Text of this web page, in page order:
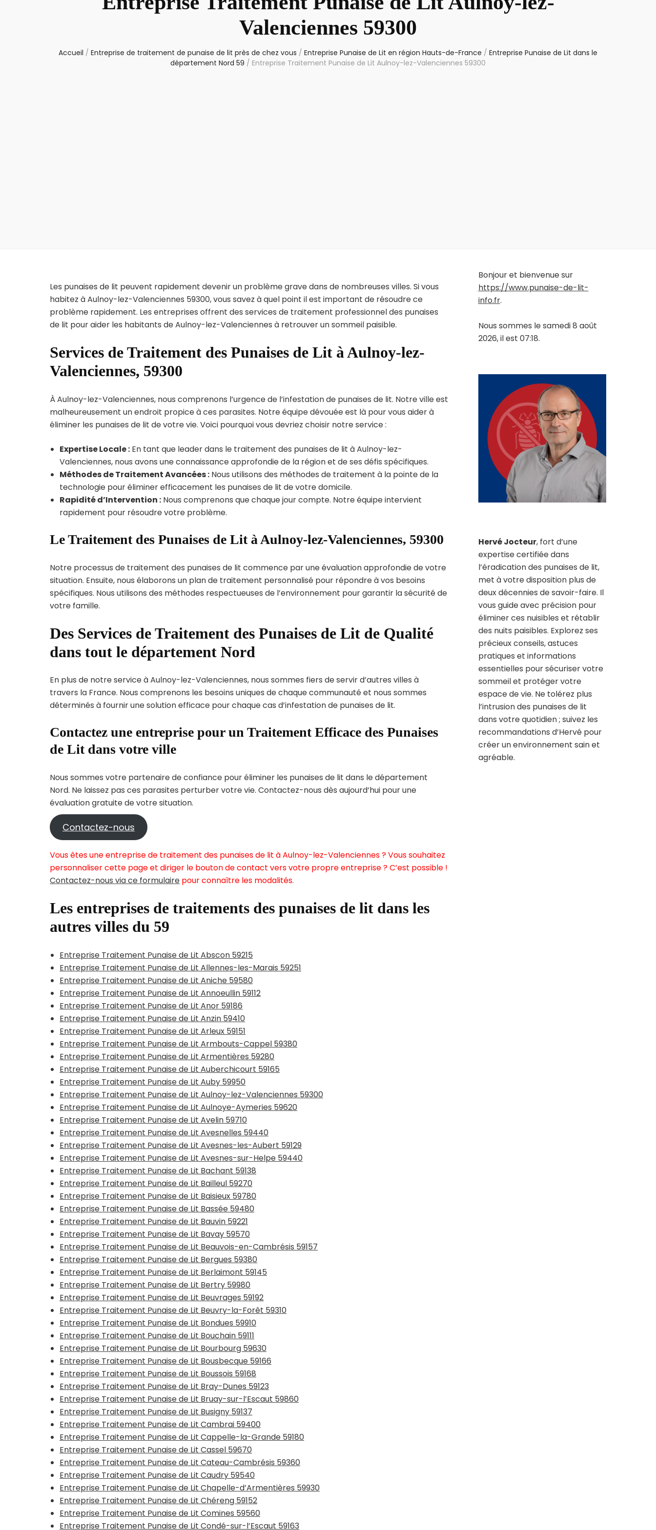
Valenciennes 59300
Accueil / Entreprise de traitement de punaise de lit près de chez vous / Entreprise Punaise de Lit en région Hauts-de-France / Entreprise Punaise de Lit dans le
département Nord 59 / Entreprise Traitement Punaise de Lit Aulnoy-lez-Valenciennes 59300
Les punaises de lit peuvent rapidement devenir un problème grave dans de nombreuses villes. Si vous
habitez à Aulnoy-lez-Valenciennes 59300, vous savez à quel point il est important de résoudre ce
problème rapidement. Les entreprises offrent des services de traitement professionnel des punaises
de lit pour aider les habitants de Aulnoy-lez-Valenciennes à retrouver un sommeil paisible.
Services de Traitement des Punaises de Lit à Aulnoy-lez-
Valenciennes, 59300
À Aulnoy-lez-Valenciennes, nous comprenons l’urgence de l’infestation de punaises de lit. Notre ville est
malheureusement un endroit propice à ces parasites. Notre équipe dévouée est là pour vous aider à
éliminer les punaises de lit de votre vie. Voici pourquoi vous devriez choisir notre service :
Expertise Locale : En tant que leader dans le traitement des punaises de lit à Aulnoy-lez-
Valenciennes, nous avons une connaissance approfondie de la région et de ses défis spécifiques.
Méthodes de Traitement Avancées : Nous utilisons des méthodes de traitement à la pointe de la
technologie pour éliminer efficacement les punaises de lit de votre domicile.
Rapidité d’Intervention : Nous comprenons que chaque jour compte. Notre équipe intervient
rapidement pour résoudre votre problème.
Le Traitement des Punaises de Lit à Aulnoy-lez-Valenciennes, 59300
Notre processus de traitement des punaises de lit commence par une évaluation approfondie de votre
situation. Ensuite, nous élaborons un plan de traitement personnalisé pour répondre à vos besoins
spécifiques. Nous utilisons des méthodes respectueuses de l’environnement pour garantir la sécurité de
votre famille.
Des Services de Traitement des Punaises de Lit de Qualité
dans tout le département Nord
En plus de notre service à Aulnoy-lez-Valenciennes, nous sommes fiers de servir d’autres villes à
travers la France. Nous comprenons les besoins uniques de chaque communauté et nous sommes
déterminés à fournir une solution efficace pour chaque cas d’infestation de punaises de lit.
Contactez une entreprise pour un Traitement Efficace des Punaises
de Lit dans votre ville
Nous sommes votre partenaire de confiance pour éliminer les punaises de lit dans le département
Nord. Ne laissez pas ces parasites perturber votre vie. Contactez-nous dès aujourd’hui pour une
évaluation gratuite de votre situation.
Contactez-nous
Vous êtes une entreprise de traitement des punaises de lit à Aulnoy-lez-Valenciennes ? Vous souhaitez
personnaliser cette page et diriger le bouton de contact vers votre propre entreprise ? C’est possible !
Contactez-nous via ce formulaire pour connaître les modalités.
Les entreprises de traitements des punaises de lit dans les
autres villes du 59
Entreprise Traitement Punaise de Lit Abscon 59215
Entreprise Traitement Punaise de Lit Allennes-les-Marais 59251
Entreprise Traitement Punaise de Lit Aniche 59580
Entreprise Traitement Punaise de Lit Annoeullin 59112
Entreprise Traitement Punaise de Lit Anor 59186
Entreprise Traitement Punaise de Lit Anzin 59410
Entreprise Traitement Punaise de Lit Arleux 59151
Entreprise Traitement Punaise de Lit Armbouts-Cappel 59380
Entreprise Traitement Punaise de Lit Armentières 59280
Entreprise Traitement Punaise de Lit Auberchicourt 59165
Entreprise Traitement Punaise de Lit Auby 59950
Entreprise Traitement Punaise de Lit Aulnoy-lez-Valenciennes 59300
Entreprise Traitement Punaise de Lit Aulnoye-Aymeries 59620
Entreprise Traitement Punaise de Lit Avelin 59710
Entreprise Traitement Punaise de Lit Avesnelles 59440
Entreprise Traitement Punaise de Lit Avesnes-les-Aubert 59129
Entreprise Traitement Punaise de Lit Avesnes-sur-Helpe 59440
Entreprise Traitement Punaise de Lit Bachant 59138
Entreprise Traitement Punaise de Lit Bailleul 59270
Entreprise Traitement Punaise de Lit Baisieux 59780
Entreprise Traitement Punaise de Lit Bassée 59480
Entreprise Traitement Punaise de Lit Bauvin 59221
Entreprise Traitement Punaise de Lit Bavay 59570
Entreprise Traitement Punaise de Lit Beauvois-en-Cambrésis 59157
Entreprise Traitement Punaise de Lit Bergues 59380
Entreprise Traitement Punaise de Lit Berlaimont 59145
Entreprise Traitement Punaise de Lit Bertry 59980
Entreprise Traitement Punaise de Lit Beuvrages 59192
Entreprise Traitement Punaise de Lit Beuvry-la-Forêt 59310
Entreprise Traitement Punaise de Lit Bondues 59910
Entreprise Traitement Punaise de Lit Bouchain 59111
Entreprise Traitement Punaise de Lit Bourbourg 59630
Entreprise Traitement Punaise de Lit Bousbecque 59166
Entreprise Traitement Punaise de Lit Boussois 59168
Entreprise Traitement Punaise de Lit Bray-Dunes 59123
Entreprise Traitement Punaise de Lit Bruay-sur-l’Escaut 59860
Entreprise Traitement Punaise de Lit Busigny 59137
Entreprise Traitement Punaise de Lit Cambrai 59400
Entreprise Traitement Punaise de Lit Cappelle-la-Grande 59180
Entreprise Traitement Punaise de Lit Cassel 59670
Entreprise Traitement Punaise de Lit Cateau-Cambrésis 59360
Entreprise Traitement Punaise de Lit Caudry 59540
Entreprise Traitement Punaise de Lit Chapelle-d’Armentières 59930
Entreprise Traitement Punaise de Lit Chéreng 59152
Entreprise Traitement Punaise de Lit Comines 59560
Entreprise Traitement Punaise de Lit Condé-sur-l’Escaut 59163
Bonjour et bienvenue sur
https://www.punaise-de-lit-
info.fr.
Nous sommes le samedi 8 août
2026, il est 07:18.
Hervé Jocteur, fort d’une
expertise certifiée dans
l’éradication des punaises de lit,
met à votre disposition plus de
deux décennies de savoir-faire. Il
vous guide avec précision pour
éliminer ces nuisibles et rétablir
des nuits paisibles. Explorez ses
précieux conseils, astuces
pratiques et informations
essentielles pour sécuriser votre
sommeil et protéger votre
espace de vie. Ne tolérez plus
l’intrusion des punaises de lit
dans votre quotidien ; suivez les
recommandations d’Hervé pour
créer un environnement sain et
agréable.